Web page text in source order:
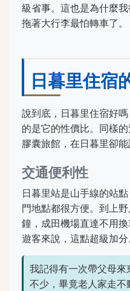
級省事。這也是為什麼
拖著大行李最怕轉車了。
日暮里住宿
說到底，日暮里住宿好
的是它的性價比。同樣
膠囊旅館，在日暮里卻能
交通便利性
日暮里站是山手線的站
門地點都很方便。到上
鐘，成田機場直達不用
遊客來說，這點超級加分
我記得有一次帶父母
不少，畢竟老人家走不